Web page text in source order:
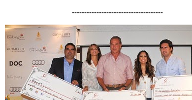
-------------------------------------